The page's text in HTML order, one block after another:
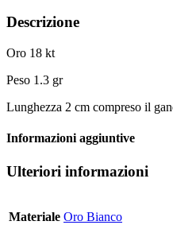
Descrizione
Oro 18 kt
Peso 1.3 gr
Lunghezza 2 cm compreso il
Informazioni aggiuntive
Ulteriori informazioni
Materiale Oro Bianco